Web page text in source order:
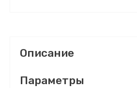
Описание
Параметры